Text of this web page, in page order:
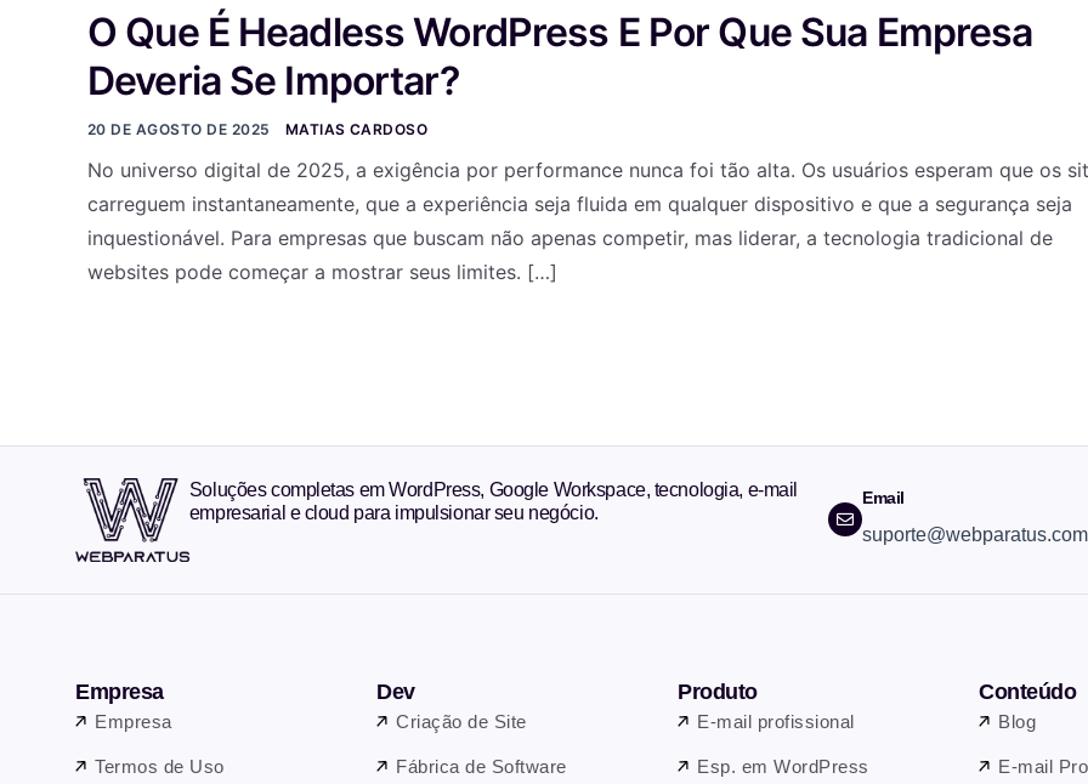
O Que É Headless WordPress E Por Que Sua Empresa
Deveria Se Importar?
20 DE AGOSTO DE 2025 MATIAS CARDOSO
No universo digital de 2025, a exigência por performance nunca foi tão alta. Os usuários esperam que os
carreguem instantaneamente, que a experiência seja fluida em qualquer dispositivo e que a segurança seja
inquestionável. Para empresas que buscam não apenas competir, mas liderar, a tecnologia tradicional de
websites pode começar a mostrar seus limites. […]
Soluções completas em WordPress, Google Workspace, tecnologia, e-mail
empresarial e cloud para impulsionar seu negócio.
Email
Empresa
Empresa
Termos de Uso
Dev
Criação de Site
Fábrica de Software
Produto
E-mail profissional
Esp. em WordPress
Conteúdo
Blog
E-mail